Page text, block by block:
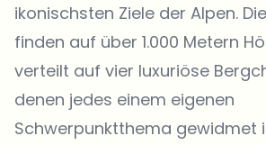
ikonischsten Ziele der Alpen.
finden auf über 1.000 Metern
verteilt auf vier luxuriöse
denen jedes einem eigenen
Schwerpunktthema gewidmet